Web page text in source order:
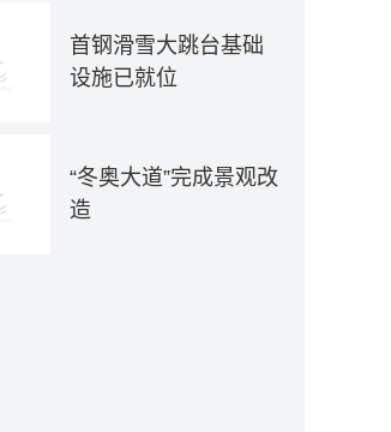
推动全面依法治国新
实践
首钢滑雪大跳台基础
设施已就位
“冬奥大道”完成景观改
造